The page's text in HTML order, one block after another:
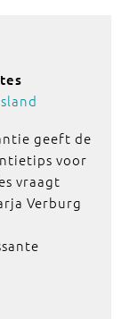
geeft de
voor
vraagt
Verburg